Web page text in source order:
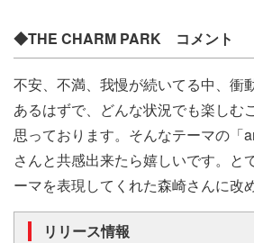
◆THE CHARM PARK コメント
不安、不満、我慢が続いてる中、衝
あるはずで、どんな状況でも楽しむ
思っております。そんなテーマの「
さんと共感出来たら嬉しいです。と
ーマを表現してくれた森崎さんに改
リリース情報